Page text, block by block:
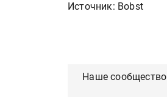
Источник: Bobst
Наше сообщество